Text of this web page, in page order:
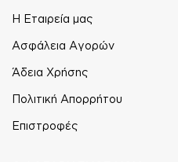
Η Εταιρεία μας
Ασφάλεια Αγορών
Άδεια Χρήσης
Πολιτική Απορρήτου
Επιστροφές